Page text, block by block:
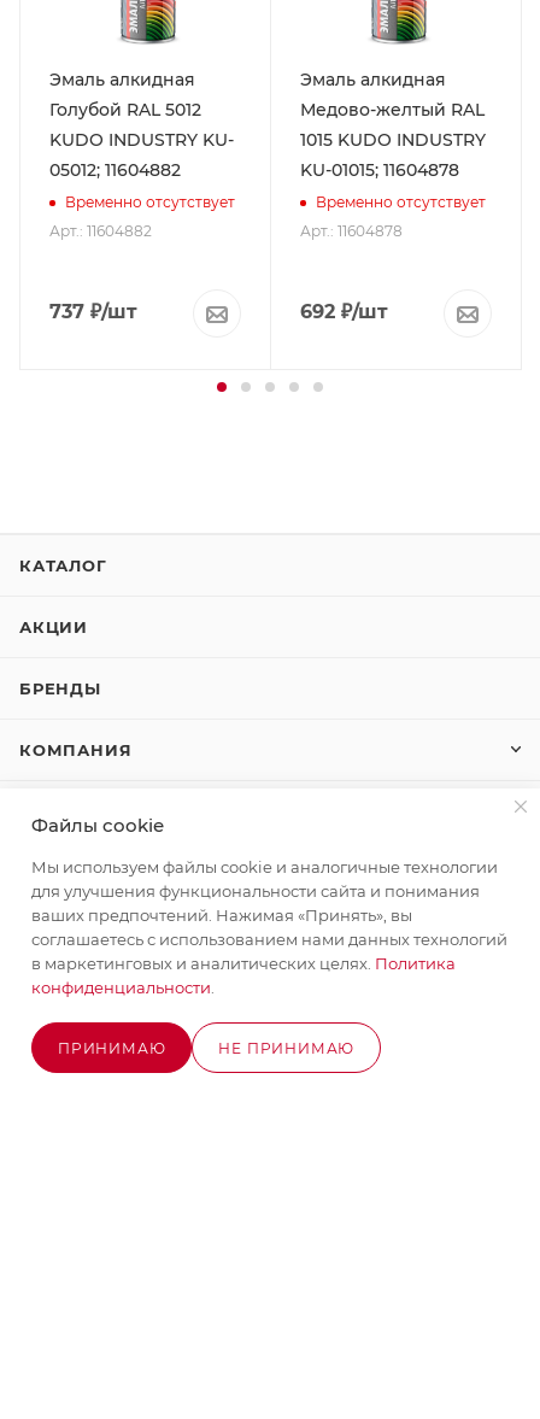
ОЖИДАЕТСЯ ПОСТУПЛЕНИЕ
Эмаль алкидная
Голубой RAL 5012
KUDO INDUSTRY KU-
05012; 11604882
Временно отсутствует
Арт.: 11604882
737 ₽/шт
Эмаль алкидная
Медово-желтый RAL
1015 KUDO INDUSTRY
KU-01015; 11604878
Временно отсутствует
Арт.: 11604878
692 ₽/шт
КАТАЛОГ
АКЦИИ
БРЕНДЫ
КОМПАНИЯ
КОНТАКТЫ
+7 (495) 580-58-52 ЗАКАЗАТЬ ЗВОНОК
г. Москва, Варшавское ш, вл. 248,
Файлы cookie
Мы используем файлы cookie и аналогичные технологии
для улучшения функциональности сайта и понимания
ваших предпочтений. Нажимая «Принять», вы
соглашаетесь с использованием нами данных технологий
в маркетинговых и аналитических целях. Политика
конфиденциальности
ПРИНИМАЮ НЕ ПРИНИМАЮ